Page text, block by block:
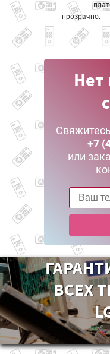
прозрачно.
Нет
+7
или
ВСЕХ